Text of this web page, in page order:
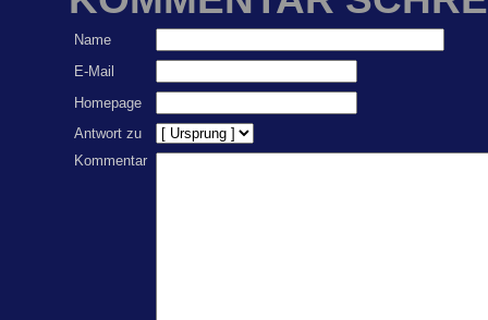
Name
E-Mail
Homepage
Antwort zu
Kommentar